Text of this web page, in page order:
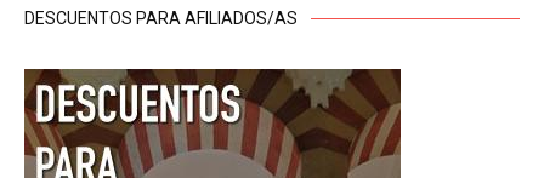
DESCUENTOS PARA AFILIADOS/AS